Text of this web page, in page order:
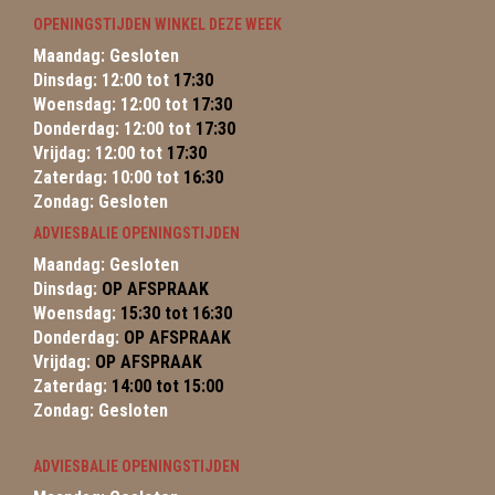
OPENINGSTIJDEN WINKEL DEZE WEEK
Maandag: Gesloten
Dinsdag: 12:00 tot 17:30
Woensdag: 12:00 tot 17:30
Donderdag: 12:00 tot 17:30
Vrijdag: 12:00 tot 17:30
Zaterdag: 10:00 tot 16:30
Zondag: Gesloten
ADVIESBALIE OPENINGSTIJDEN
Maandag: Gesloten
Dinsdag: OP AFSPRAAK
Woensdag: 15:30 tot 16:30
Donderdag: OP AFSPRAAK
Vrijdag: OP AFSPRAAK
Zaterdag: 14:00 tot 15:00
Zondag: Gesloten
ADVIESBALIE OPENINGSTIJDEN